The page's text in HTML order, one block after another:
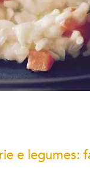
e legumes: